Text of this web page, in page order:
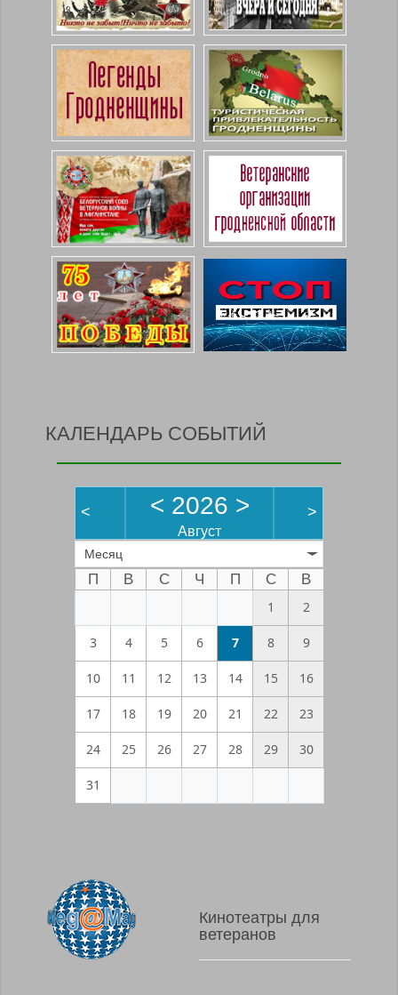
КАЛЕНДАРЬ СОБЫТИЙ
< < 2026 >
Август
>
Месяц
П В С Ч П С
В
1
2
3 4 5 6 7 8 9
10 11 12 13 14 15 16
17 18 19 20 21 22 23
24 25 26 27 28 29 30
31
Кинотеатры для
ветеранов